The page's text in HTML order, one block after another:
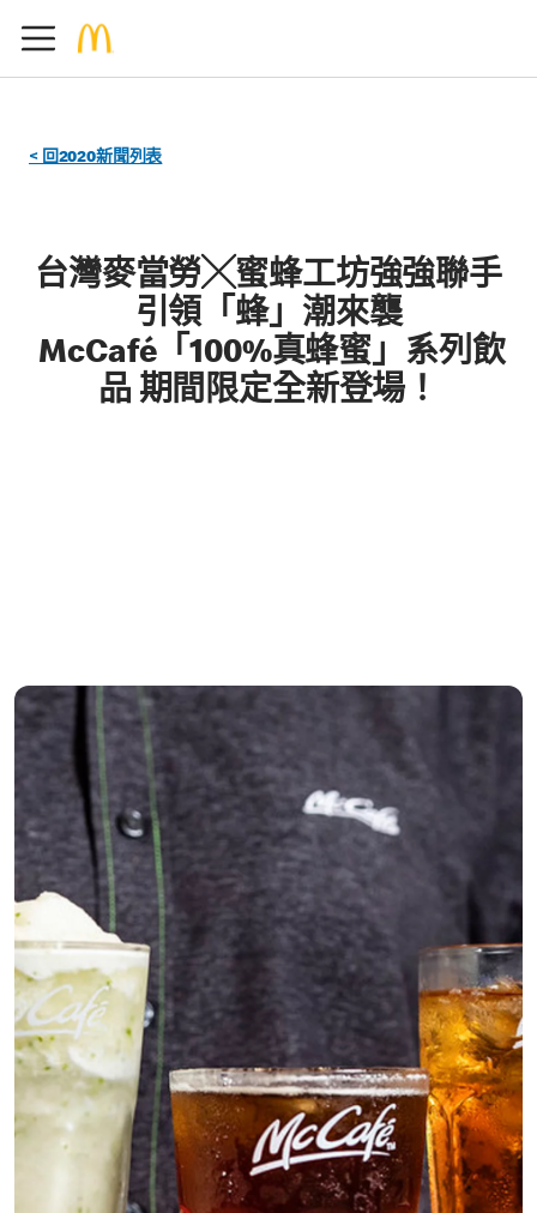
< 回2020新聞列表
台灣麥當勞╳蜜蜂工坊強強聯手
引領「蜂」潮來襲
McCafé「100%真蜂蜜」系列飲
品 期間限定全新登場！